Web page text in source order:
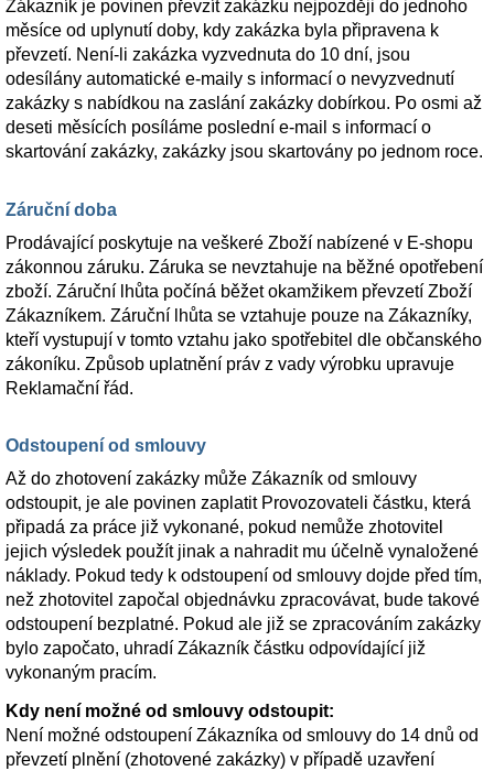
Zákazník je povinen převzít zakázku nejpozději do jednoho
měsíce od uplynutí doby, kdy zakázka byla připravena k
převzetí. Není-li zakázka vyzvednuta do 10 dní, jsou
odesílány automatické e-maily s informací o nevyzvednutí
zakázky s nabídkou na zaslání zakázky dobírkou. Po osmi až
deseti měsících posíláme poslední e-mail s informací o
skartování zakázky, zakázky jsou skartovány po jednom roce.
Záruční doba
Prodávající poskytuje na veškeré Zboží nabízené v E-shopu
zákonnou záruku. Záruka se nevztahuje na běžné opotřebení
zboží. Záruční lhůta počíná běžet okamžikem převzetí Zboží
Zákazníkem. Záruční lhůta se vztahuje pouze na Zákazníky,
kteří vystupují v tomto vztahu jako spotřebitel dle občanského
zákoníku. Způsob uplatnění práv z vady výrobku upravuje
Reklamační řád.
Odstoupení od smlouvy
Až do zhotovení zakázky může Zákazník od smlouvy
odstoupit, je ale povinen zaplatit Provozovateli částku, která
připadá za práce již vykonané, pokud nemůže zhotovitel
jejich výsledek použít jinak a nahradit mu účelně vynaložené
náklady. Pokud tedy k odstoupení od smlouvy dojde před tím,
než zhotovitel započal objednávku zpracovávat, bude takové
odstoupení bezplatné. Pokud ale již se zpracováním zakázky
bylo započato, uhradí Zákazník částku odpovídající již
vykonaným pracím.
Kdy není možné od smlouvy odstoupit:
Není možné odstoupení Zákazníka od smlouvy do 14 dnů od
převzetí plnění (zhotovené zakázky) v případě uzavření